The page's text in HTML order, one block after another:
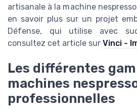
artisanale à la machine
en savoir plus sur un projet
Défense, qui utilise avec
consultez cet article sur Vinci -
Les différentes
machines
professionnelles